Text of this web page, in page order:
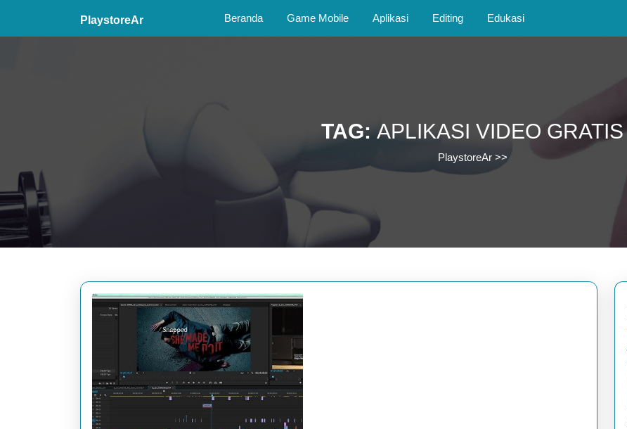
content
PlaystoreAr Beranda Game Mobile Aplikasi Editing Edukasi
TAG:APLIKASI VIDEO GRATIS
PlaystoreAr>>